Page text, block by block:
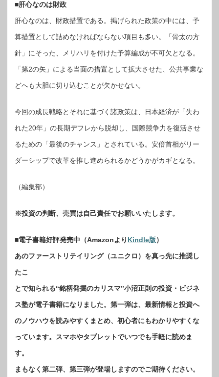
■肝心なのは財政
肝心なのは、財政措置である。掲げられた政策の中には、予
算措置として詰めなければならない項目も多い。「骨太の方
針」にそった、メリハリを付けた予算編成が不可欠となる。
「第2の矢」による当面の措置として拡大させた、公共事業な
どへも大胆に切り込むことが欠かせない。
今回の成長戦略とそれに基づく諸政策は、日本経済が「失わ
れた20年」の長期デフレから脱却し、国際競争力を復活させ
るための「最後のチャンス」とされている。安倍首相がリー
ダーシップで改革を推し進められるかどうかがカギとなる。
（編集部）
※投資の判断、売買は自己責任でお願いいたします。
■電子書籍好評発売中（Amazonより Kindle版）
あのファーストリテイリング（ユニクロ）を真っ先に推奨し
たこ
とで知られる“銘柄発掘のカリスマ”小沼正則の投資・ビジネ
ス塾が電子書籍になりました。第一弾は、最新情報と投資へ
のノウハウを読みやすくまとめ、初心者にもわかりやすくな
っています。スマホやタブレットでいつでも手軽に読めま
す。
まもなく第二弾、第三弾が登場しますのでご期待ください。